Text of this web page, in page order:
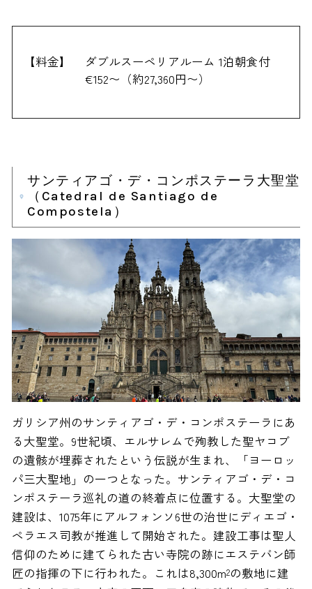
【料金】
ダブルスーペリアルーム 1泊朝食付
€152〜（約27,360円〜）
サンティアゴ・デ・コンポステーラ大聖堂
（Catedral de Santiago de
Compostela）
ガリシア州のサンティアゴ・デ・コンポステーラにあ
る大聖堂。9世紀頃、エルサレムで殉教した聖ヤコブ
の遺骸が埋葬されたという伝説が生まれ、「ヨーロッ
パ三大聖地」の一つとなった。サンティアゴ・デ・コ
ンポステーラ巡礼の道の終着点に位置する。大聖堂の
建設は、1075年にアルフォンソ6世の治世にディエゴ・
ペラエス司教が推進して開始された。建設工事は聖人
信仰のために建てられた古い寺院の跡にエステバン師
匠の指揮の下に行われた。これは8,300m2の敷地に建